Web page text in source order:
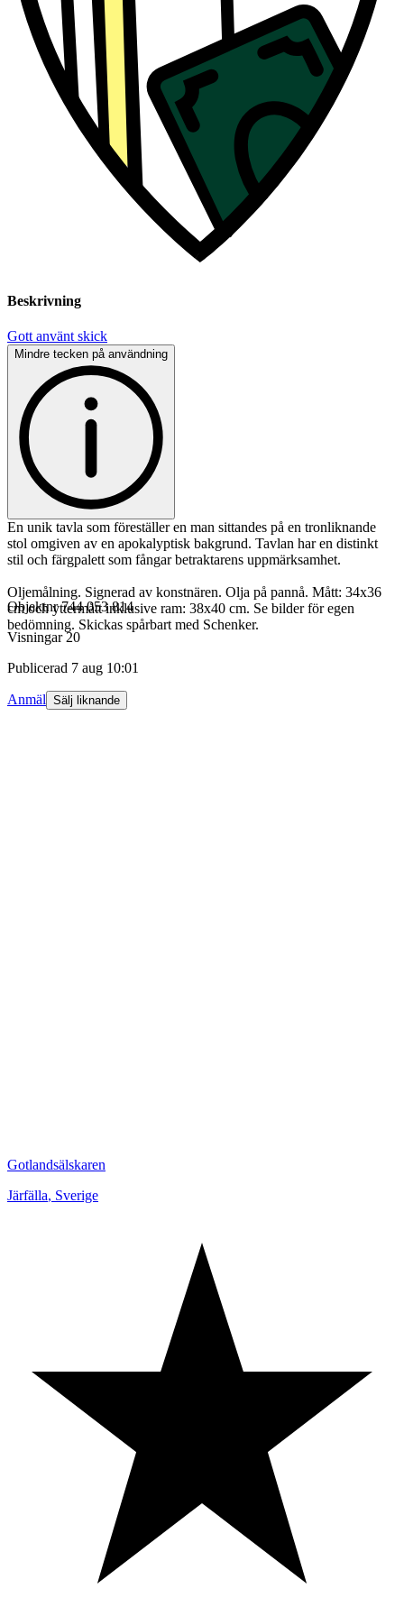
Beskrivning
Gott använt skick
Mindre tecken på användning
En unik tavla som föreställer en man sittandes på en tronliknande
stol omgiven av en apokalyptisk bakgrund. Tavlan har en distinkt
stil och färgpalett som fångar betraktarens uppmärksamhet.
Oljemålning. Signerad av konstnären. Olja på pannå. Mått: 34x36
cm och yttermått inklusive ram: 38x40 cm. Se bilder för egen
bedömning. Skickas spårbart med Schenker.
Objektnr 744 053 814
Visningar 20
Publicerad 7 aug 10:01
Anmäl Sälj liknande
Gotlandsälskaren
Järfälla, Sverige